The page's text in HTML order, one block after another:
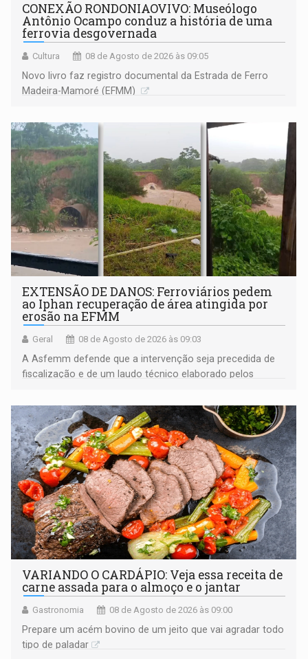
CONEXÃO RONDONIAOVIVO: Museólogo
Antônio Ocampo conduz a história de uma
ferrovia desgovernada
Cultura 08 de Agosto de 2026 às 09:05
Novo livro faz registro documental da Estrada de Ferro
Madeira-Mamoré (EFMM)
EXTENSÃO DE DANOS: Ferroviários pedem
ao Iphan recuperação de área atingida por
erosão na EFMM
Geral 08 de Agosto de 2026 às 09:03
A Asfemm defende que a intervenção seja precedida de
fiscalização e de um laudo técnico elaborado pelos
VARIANDO O CARDÁPIO: Veja essa receita de
carne assada para o almoço e o jantar
Gastronomia 08 de Agosto de 2026 às 09:00
Prepare um acém bovino de um jeito que vai agradar todo
tipo de paladar